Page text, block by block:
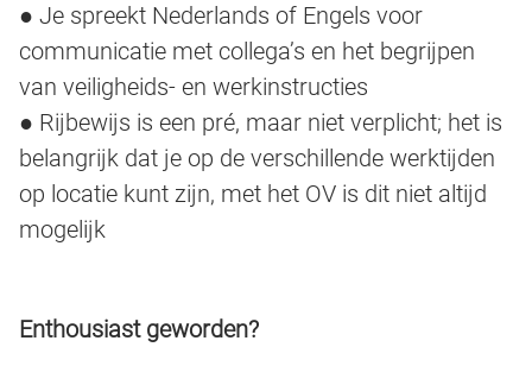
● Je spreekt Nederlands of Engels voor
communicatie met collega’s en het begrijpen
van veiligheids- en werkinstructies
● Rijbewijs is een pré, maar niet verplicht; het is
belangrijk dat je op de verschillende werktijden
op locatie kunt zijn, met het OV is dit niet altijd
mogelijk
Enthousiast geworden?